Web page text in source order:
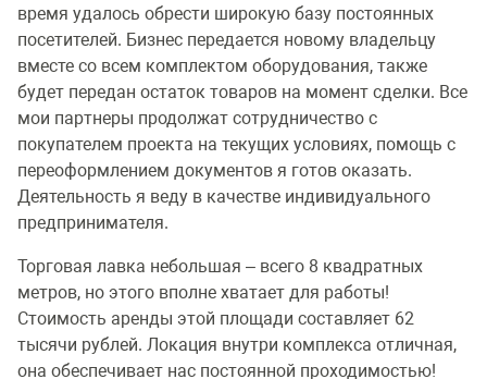
время удалось обрести широкую базу постоянных
посетителей. Бизнес передается новому владельцу
вместе со всем комплектом оборудования, также
будет передан остаток товаров на момент сделки. Все
мои партнеры продолжат сотрудничество с
покупателем проекта на текущих условиях, помощь с
переоформлением документов я готов оказать.
Деятельность я веду в качестве индивидуального
предпринимателя.
Торговая лавка небольшая – всего 8 квадратных
метров, но этого вполне хватает для работы!
Стоимость аренды этой площади составляет 62
тысячи рублей. Локация внутри комплекса отличная,
она обеспечивает нас постоянной проходимостью!